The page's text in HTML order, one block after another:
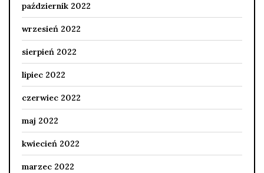
październik 2022
wrzesień 2022
sierpień 2022
lipiec 2022
czerwiec 2022
maj 2022
kwiecień 2022
marzec 2022